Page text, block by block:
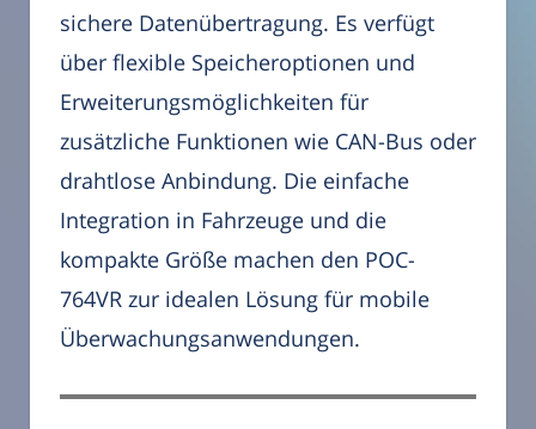
sichere Datenübertragung. Es verfügt
über flexible Speicheroptionen und
Erweiterungsmöglichkeiten für
zusätzliche Funktionen wie CAN-Bus oder
drahtlose Anbindung. Die einfache
Integration in Fahrzeuge und die
kompakte Größe machen den POC-
764VR zur idealen Lösung für mobile
Überwachungsanwendungen.